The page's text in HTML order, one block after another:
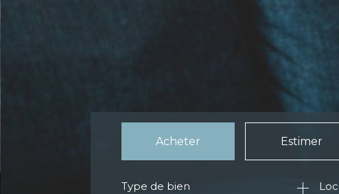
Acheter
de l'ancien
Estimer
Type de bien